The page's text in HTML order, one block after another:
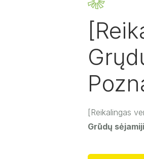
[Reikalingas
Grūdų